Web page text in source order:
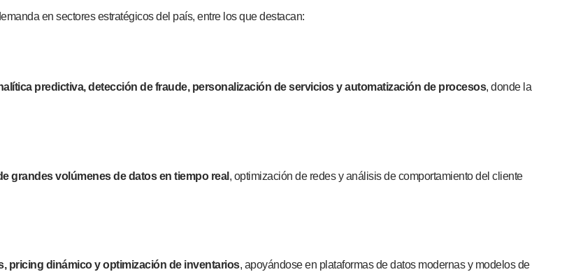
en sectores estratégicos del país, entre los que destacan:
predictiva, detección de fraude, personalización de servicios y automatización de procesos, donde la
grandes volúmenes de datos en tiempo real , optimización de redes y análisis de comportamiento del cliente
pricing dinámico y optimización de inventarios, apoyándose en plataformas de datos modernas y modelos de